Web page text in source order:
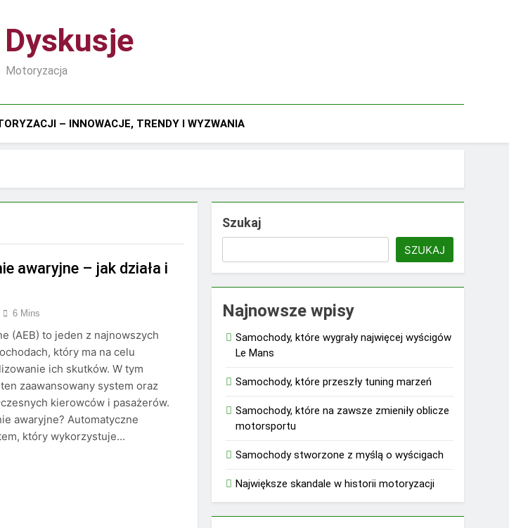
Motoryzacja
– INNOWACJE, TRENDY I WYZWANIA
awaryjne – jak działa i
6 Mins
(AEB) to jeden z najnowszych
który ma na celu
ich skutków. W tym
zaawansowany system oraz
kierowców i pasażerów.
awaryjne? Automatyczne
który wykorzystuje…
Szukaj
SZUKAJ
Najnowsze wpisy
Samochody, które wygrały najwięcej wyścigów
Le Mans
Samochody, które przeszły tuning marzeń
Samochody, które na zawsze zmieniły oblicze
motorsportu
Samochody stworzone z myślą o wyścigach
Największe skandale w historii motoryzacji